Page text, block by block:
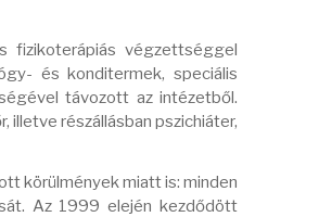
fizikoterápiás végzettséggel
és konditermek, speciális
távozott az intézetből.
részállásban pszichiáter,
körülmények miatt is: minden
Az 1999 elején kezdődött